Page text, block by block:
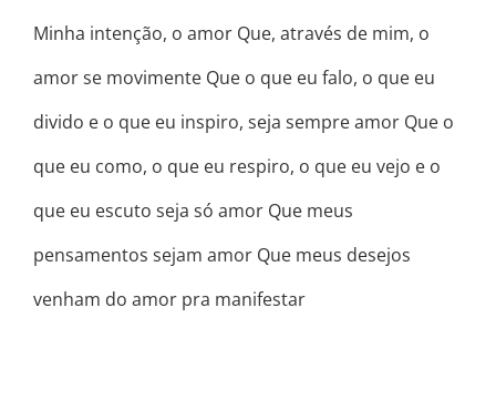
Minha intenção, o amor Que, através de mim, o
amor se movimente Que o que eu falo, o que eu
divido e o que eu inspiro, seja sempre amor Que o
que eu como, o que eu respiro, o que eu vejo e o
que eu escuto seja só amor Que meus
pensamentos sejam amor Que meus desejos
venham do amor pra manifestar